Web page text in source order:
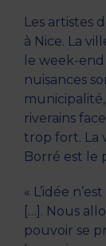
Les artistes
à Nice. La
le week-
nuisances
riverains
trop fort. La
Borré est le
« L’idée
[…]. Nous
pouvoir se